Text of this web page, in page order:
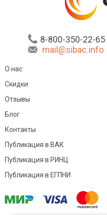
8-800-350-22-65
mail@sibac.info
О нас
Скидки
Отзывы
Блог
Контакты
Публикация в ВАК
Публикация в РИНЦ
Публикация в ЕГПНИ